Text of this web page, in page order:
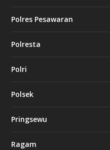
Polres Pesawaran
Polresta
Polri
Polsek
Pringsewu
Ragam